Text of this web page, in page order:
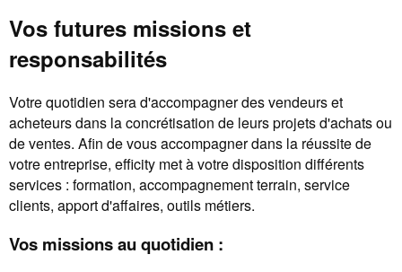
Vos futures missions et
responsabilités
Votre quotidien sera d'accompagner des vendeurs et
acheteurs dans la concrétisation de leurs projets d'achats ou
de ventes. Afin de vous accompagner dans la réussite de
votre entreprise, efficity met à votre disposition différents
services : formation, accompagnement terrain, service
clients, apport d'affaires, outils métiers.
Vos missions au quotidien :